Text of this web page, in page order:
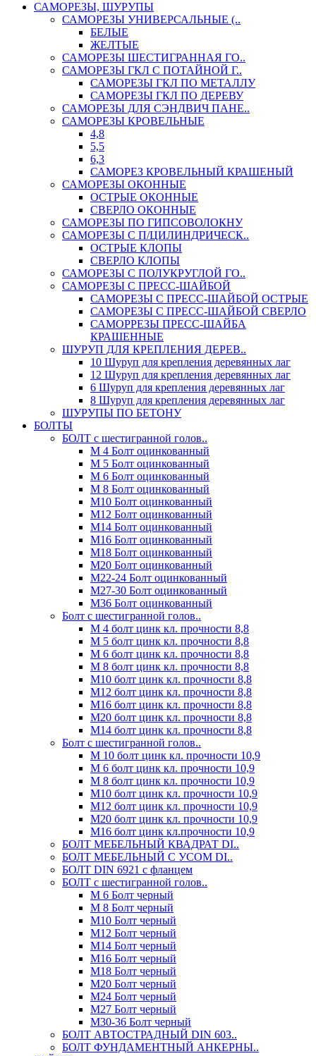
САМОРЕЗЫ, ШУРУПЫ
САМОРЕЗЫ УНИВЕРСАЛЬНЫЕ (..
БЕЛЫЕ
ЖЕЛТЫЕ
САМОРЕЗЫ ШЕСТИГРАННАЯ ГО..
САМОРЕЗЫ ГКЛ С ПОТАЙНОЙ Г..
САМОРЕЗЫ ГКЛ ПО МЕТАЛЛУ
САМОРЕЗЫ ГКЛ ПО ДЕРЕВУ
САМОРЕЗЫ ДЛЯ СЭНДВИЧ ПАНЕ..
САМОРЕЗЫ КРОВЕЛЬНЫЕ
4,8
5,5
6,3
САМОРЕЗ КРОВЕЛЬНЫЙ КРАШЕНЫЙ
САМОРЕЗЫ ОКОННЫЕ
ОСТРЫЕ ОКОННЫЕ
СВЕРЛО ОКОННЫЕ
САМОРЕЗЫ ПО ГИПСОВОЛОКНУ
САМОРЕЗЫ С П/ЦИЛИНДРИЧЕСК..
ОСТРЫЕ КЛОПЫ
СВЕРЛО КЛОПЫ
САМОРЕЗЫ С ПОЛУКРУГЛОЙ ГО..
САМОРЕЗЫ С ПРЕСС-ШАЙБОЙ
САМОРЕЗЫ С ПРЕСС-ШАЙБОЙ ОСТРЫЕ
САМОРЕЗЫ С ПРЕСС-ШАЙБОЙ СВЕРЛО
САМОРРЕЗЫ ПРЕСС-ШАЙБА
КРАШЕННЫЕ
ШУРУП ДЛЯ КРЕПЛЕНИЯ ДЕРЕВ..
10 Шуруп для крепления деревянных лаг
12 Шуруп для крепления деревянных лаг
6 Шуруп для крепления деревянных лаг
8 Шуруп для крепления деревянных лаг
ШУРУПЫ ПО БЕТОНУ
БОЛТЫ
БОЛТ с шестигранной голов..
М 4 Болт оцинкованный
М 5 Болт оцинкованный
М 6 Болт оцинкованный
М 8 Болт оцинкованный
М10 Болт оцинкованный
М12 Болт оцинкованный
М14 Болт оцинкованный
М16 Болт оцинкованный
М18 Болт оцинкованный
М20 Болт оцинкованный
М22-24 Болт оцинкованный
М27-30 Болт оцинкованный
М36 Болт оцинкованный
Болт с шестигранной голов..
М 4 болт цинк кл. прочности 8,8
М 5 болт цинк кл. прочности 8,8
М 6 болт цинк кл. прочности 8,8
М 8 болт цинк кл. прочности 8,8
М10 болт цинк кл. прочности 8,8
М12 болт цинк кл. прочности 8,8
М16 болт цинк кл. прочности 8,8
М20 болт цинк кл. прочности 8,8
М14 болт цинк кл. прочности 8,8
Болт с шестигранной голов..
М 10 болт цинк кл. прочности 10,9
М 6 болт цинк кл. прочности 10,9
М 8 болт цинк кл. прочности 10,9
М10 болт цинк кл. прочности 10,9
М12 болт цинк кл. прочности 10,9
М20 болт цинк кл. прочности 10,9
М16 болт цинк кл.прочности 10,9
БОЛТ МЕБЕЛЬНЫЙ КВАДРАТ DI..
БОЛТ МЕБЕЛЬНЫЙ С УСОМ DI..
БОЛТ DIN 6921 c фланцем
БОЛТ с шестигранной голов..
М 6 Болт черный
М 8 Болт черный
М10 Болт черный
М12 Болт черный
М14 Болт черный
М16 Болт черный
М18 Болт черный
М20 Болт черный
М24 Болт черный
М27 Болт черный
М30-36 Болт черный
БОЛТ АВТОСТРАДНЫЙ DIN 603..
БОЛТ ФУНДАМЕНТНЫЙ АНКЕРНЫ..